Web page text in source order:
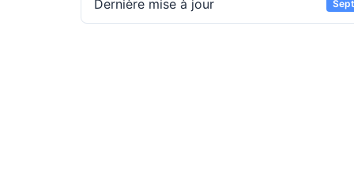
Dernière mise à jour